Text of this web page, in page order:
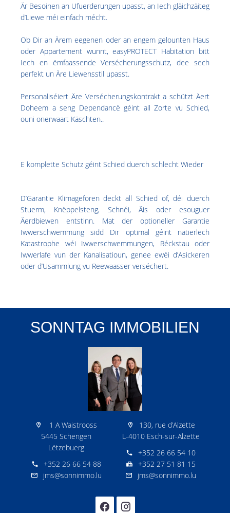
Är Besoinen an Ufuerderungen upasst, an Iech gläichzäiteg
d’Liewe méi einfach mécht.
Ob Dir an Ärem eegenen oder an engem gelounten Haus
oder Appartement wunnt, easyPROTECT Habitation bitt
Iech en ëmfaassende Versécherungsschutz, dee sech
perfekt un Äre Liewensstil upasst.
Personaliséiert Äre Versécherungskontrakt a schützt Äert
Doheem a seng Dependancë géint all Zorte vu Schied,
ouni onerwaart Käschten..
E komplette Schutz géint Schied duerch schlecht Wieder
D’Garantie Klimageforen deckt all Schied of, déi duerch
Stuerm, Knëppelsteng, Schnéi, Äis oder esouguer
Äerdbiewen entstinn. Mat der optioneller Garantie
Iwwerschwemmung sidd Dir optimal géint natierlech
Katastrophe wéi Iwwerschwemmungen, Réckstau oder
Iwwerlafe vun der Kanalisatioun, genee ewéi d’Asickeren
oder d’Usammlung vu Reewaasser verséchert.
SONNTAG IMMOBILIEN
1 A Waistrooss
5445 Schengen
Lëtzebuerg
+352 26 66 54 88
jms@sonnimmo.lu
130, rue d’Alzette
L-4010 Esch-sur-Alzette
+352 26 66 54 10
+352 27 51 81 15
jms@sonnimmo.lu